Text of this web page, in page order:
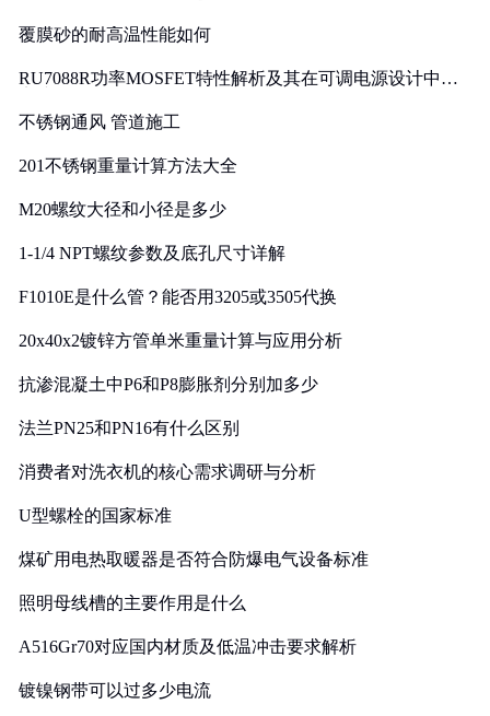
覆膜砂的耐高温性能如何
RU7088R功率MOSFET特性解析及其在可调电源设计中的
不锈钢通风 管道施工
201不锈钢重量计算方法大全
M20螺纹大径和小径是多少
1-1/4 NPT螺纹参数及底孔尺寸详解
F1010E是什么管？能否用3205或3505代换
20x40x2镀锌方管单米重量计算与应用分析
抗渗混凝土中P6和P8膨胀剂分别加多少
法兰PN25和PN16有什么区别
消费者对洗衣机的核心需求调研与分析
U型螺栓的国家标准
煤矿用电热取暖器是否符合防爆电气设备标准
照明母线槽的主要作用是什么
A516Gr70对应国内材质及低温冲击要求解析
镀镍钢带可以过多少电流